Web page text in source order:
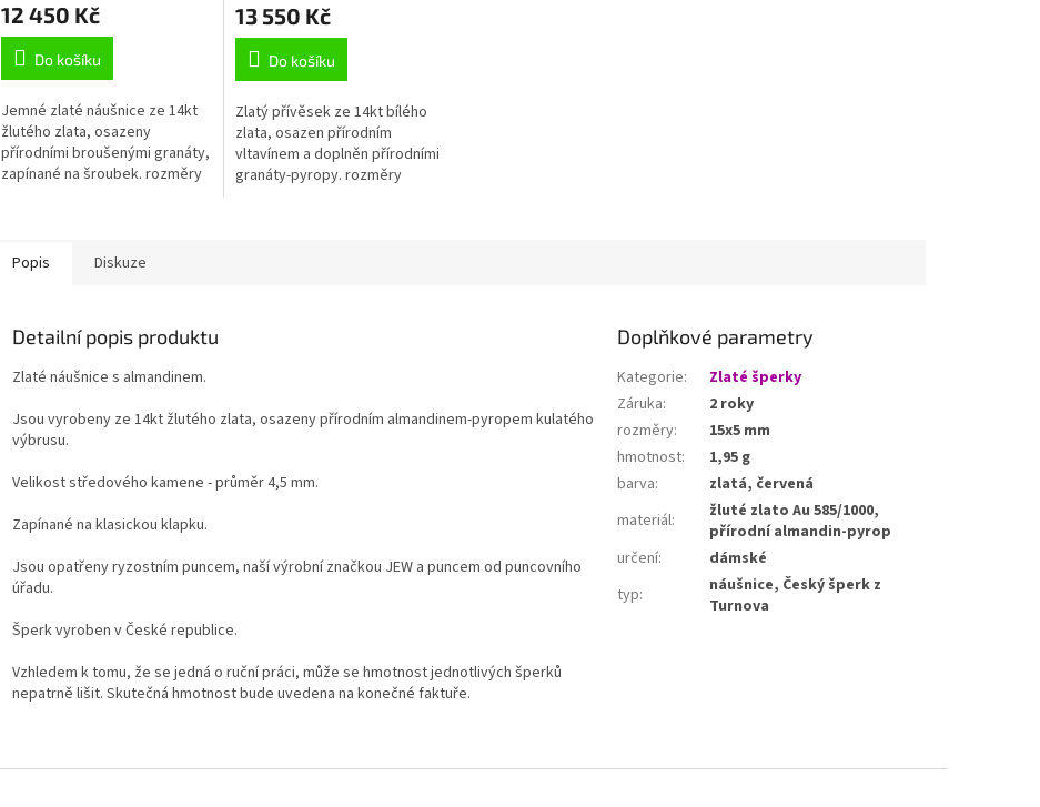
12 450 Kč
Do košíku
Jemné zlaté náušnice ze 14kt
žlutého zlata, osazeny
přírodními broušenými granáty,
zapínané na šroubek. rozměry
13 550 Kč
Do košíku
Zlatý přívěsek ze 14kt bílého
zlata, osazen přírodním
vltavínem a doplněn přírodními
granáty-pyropy. rozměry
Popis Diskuze
Detailní popis produktu
Zlaté náušnice s almandinem.
Jsou vyrobeny ze 14kt žlutého zlata, osazeny přírodním almandinem-pyropem kulatého
výbrusu.
Velikost středového kamene - průměr 4,5 mm.
Zapínané na klasickou klapku.
Jsou opatřeny ryzostním puncem, naší výrobní značkou JEW a puncem od puncovního
úřadu.
Šperk vyroben v České republice.
Vzhledem k tomu, že se jedná o ruční práci, může se hmotnost jednotlivých šperků
nepatrně lišit. Skutečná hmotnost bude uvedena na konečné faktuře.
Doplňkové parametry
Kategorie:
Zlaté šperky
Záruka:
2 roky
rozměry:
15x5 mm
hmotnost:
1,95 g
barva:
zlatá, červená
materiál:
žluté zlato Au 585/1000,
přírodní almandin-pyrop
určení:
dámské
typ:
náušnice, Český šperk z
Turnova